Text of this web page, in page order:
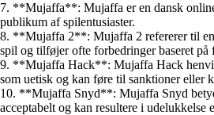
7. **Mujaffa**: Mujaffa er en dansk
publikum af spilentusiaster.
8. **Mujaffa 2**: Mujaffa 2 refererer til en
spil og tilføjer ofte forbedringer baseret på
9. **Mujaffa Hack**: Mujaffa Hack
som uetisk og kan føre til sanktioner eller
10. **Mujaffa Snyd**: Mujaffa Snyd
acceptabelt og kan resultere i udelukkelse